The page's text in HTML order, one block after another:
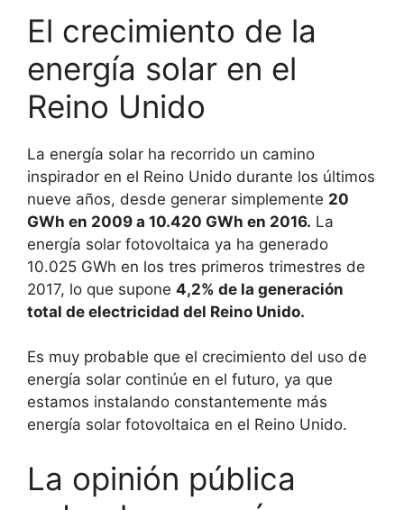
El crecimiento de la
energía solar en el
Reino Unido
La energía solar ha recorrido un camino
inspirador en el Reino Unido durante los últimos
nueve años, desde generar simplemente 20
GWh en 2009 a 10.420 GWh en 2016. La
energía solar fotovoltaica ya ha generado
10.025 GWh en los tres primeros trimestres de
2017, lo que supone 4,2% de la generación
total de electricidad del Reino Unido.
Es muy probable que el crecimiento del uso de
energía solar continúe en el futuro, ya que
estamos instalando constantemente más
energía solar fotovoltaica en el Reino Unido.
La opinión pública